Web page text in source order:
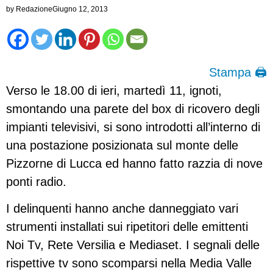
by RedazioneGiugno 12, 2013
Stampa 🖨
Verso le 18.00 di ieri, martedì 11, ignoti,
smontando una parete del box di ricovero degli
impianti televisivi, si sono introdotti all’interno di
una postazione posizionata sul monte delle
Pizzorne di Lucca ed hanno fatto razzia di nove
ponti radio.
I delinquenti hanno anche danneggiato vari
strumenti installati sui ripetitori delle emittenti
Noi Tv, Rete Versilia e Mediaset. I segnali delle
rispettive tv sono scomparsi nella Media Valle